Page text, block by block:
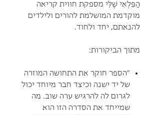
הַפִּלְאִי שֶׁלִּי מספקת חווית קריאה
מוקדמת המושלמת להורים ולילדים
להנאתם, יחד ולחוד.
מתוך הביקורות:
"הספר חוקר את התחושה המוזרה
של יד ישנה וכיצד חבר מיוחד יכול
לגרום לה להרגיש ערה שוב. מה
שמייחד את הסדרה הזו הוא